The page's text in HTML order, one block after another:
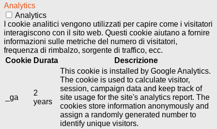
Analytics
Analytics
I cookie analitici vengono utilizzati per capire come i visitatori
interagiscono con il sito web. Questi cookie aiutano a fornire
informazioni sulle metriche del numero di visitatori,
frequenza di rimbalzo, sorgente di traffico, ecc.
Cookie Durata Descrizione
_ga
2
years
This cookie is installed by Google Analytics.
The cookie is used to calculate visitor,
session, campaign data and keep track of
site usage for the site's analytics report. The
cookies store information anonymously and
assign a randomly generated number to
identify unique visitors.